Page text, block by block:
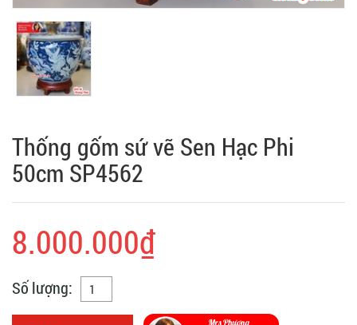
Thống gốm sứ vẽ Sen Hạc Phi
50cm SP4562
8.000.000₫
Số lượng: